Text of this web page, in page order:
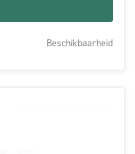
Beschikbaarheid